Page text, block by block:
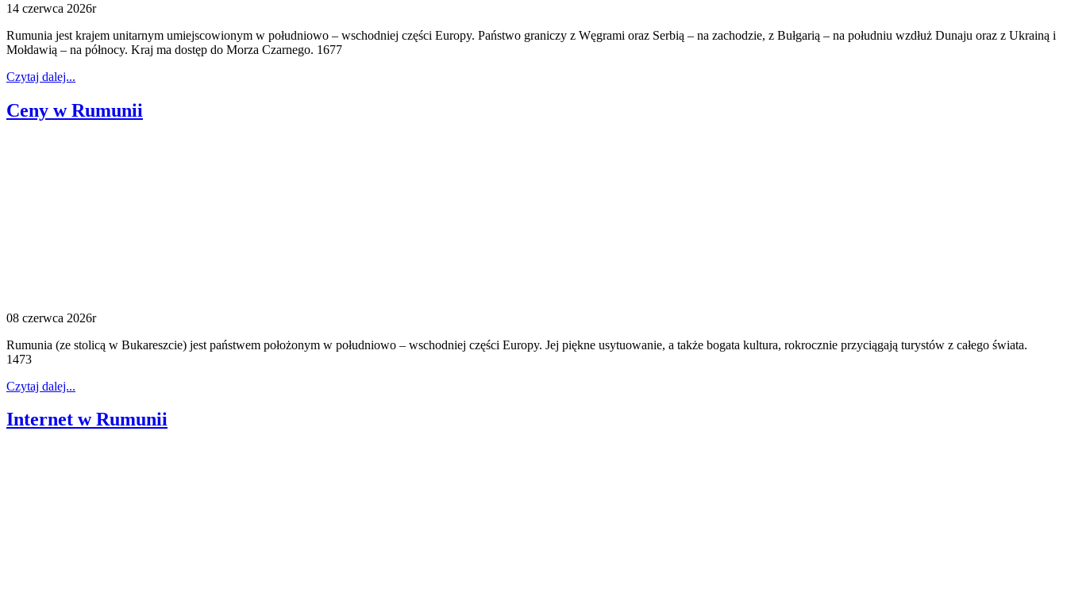
14 czerwca 2026r
Rumunia jest krajem unitarnym umiejscowionym w południowo – wschodniej części Europy. Państwo graniczy z Węgrami oraz Serbią – na zachodzie, z Bułgarią – na południu wzdłuż Dunaju oraz z Ukrainą i
Mołdawią – na północy. Kraj ma dostęp do Morza Czarnego. 1677
Czytaj dalej...
Ceny w Rumunii
08 czerwca 2026r
Rumunia (ze stolicą w Bukareszcie) jest państwem położonym w południowo – wschodniej części Europy. Jej piękne usytuowanie, a także bogata kultura, rokrocznie przyciągają turystów z całego świata.
1473
Czytaj dalej...
Internet w Rumunii